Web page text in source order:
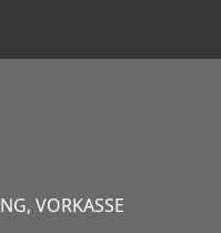
VORKASSE